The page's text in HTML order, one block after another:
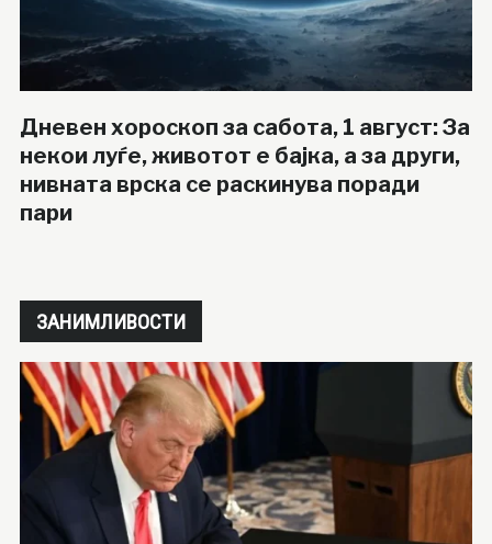
Дневен хороскоп за сабота, 1 август: За
некои луѓе, животот е бајка, а за други,
нивната врска се раскинува поради
пари
ЗАНИМЛИВОСТИ